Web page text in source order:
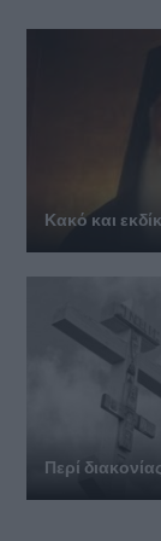
Κακό και
Περί διακονίας